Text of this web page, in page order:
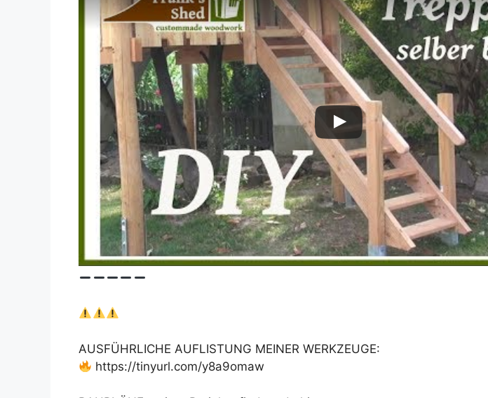
Dieses Video auf YouTube ansehen
AUSFÜHRLICHE AUFLISTUNG MEINER WERKZEUGE:
https://tinyurl.com/y8a9omaw